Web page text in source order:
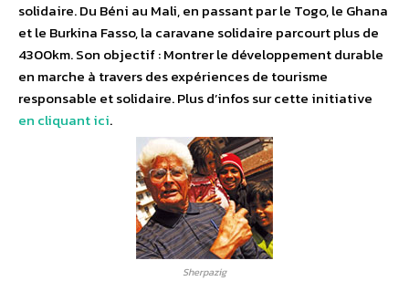
solidaire. Du Béni au Mali, en passant par le Togo, le Ghana
et le Burkina Fasso, la caravane solidaire parcourt plus de
4300km. Son objectif : Montrer le développement durable
en marche à travers des expériences de tourisme
responsable et solidaire. Plus d’infos sur cette initiative
en cliquant ici.
Sherpazig